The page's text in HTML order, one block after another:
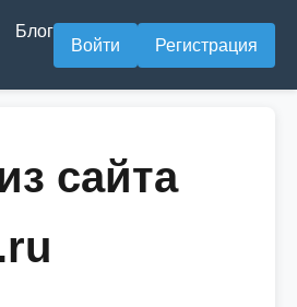
Блог
Войти Регистрация
сайта